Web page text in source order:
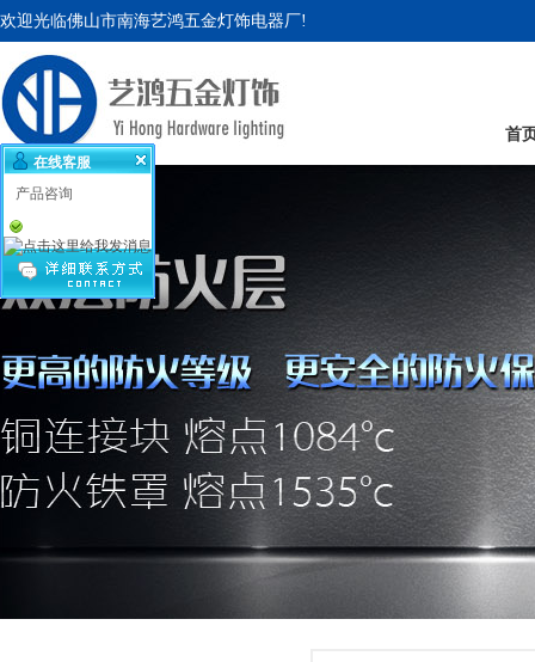
欢迎光临佛山市南海艺鸿五金灯饰电器厂!
首
在线客服
产品咨询